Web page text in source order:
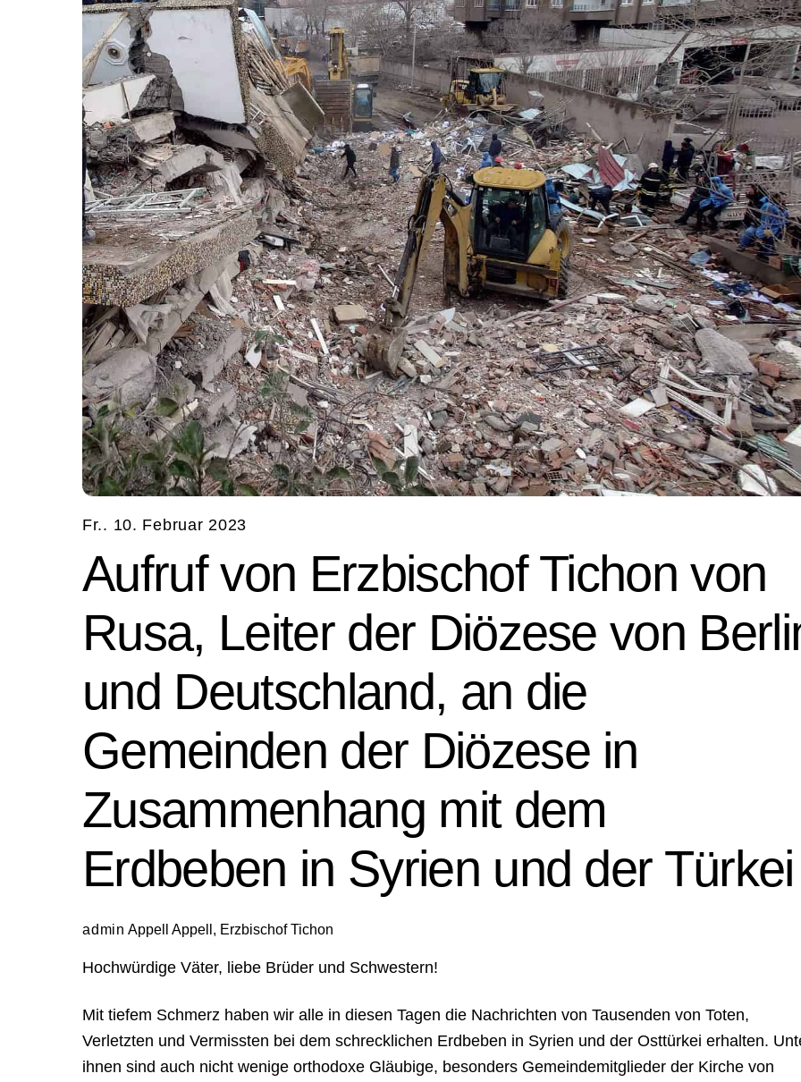
Fr.. 10. Februar 2023
Aufruf von Erzbischof Tichon von
Rusa, Leiter der Diözese von
und Deutschland, an die
Gemeinden der Diözese in
Zusammenhang mit dem
Erdbeben in Syrien und der Türkei
admin Appell Appell, Erzbischof Tichon
Hochwürdige Väter, liebe Brüder und Schwestern!
Mit tiefem Schmerz haben wir alle in diesen Tagen die Nachrichten von Tausenden von Toten,
Verletzten und Vermissten bei dem schrecklichen Erdbeben in Syrien und der Osttürkei erhalten.
ihnen sind auch nicht wenige orthodoxe Gläubige, besonders Gemeindemitglieder der Kirche von